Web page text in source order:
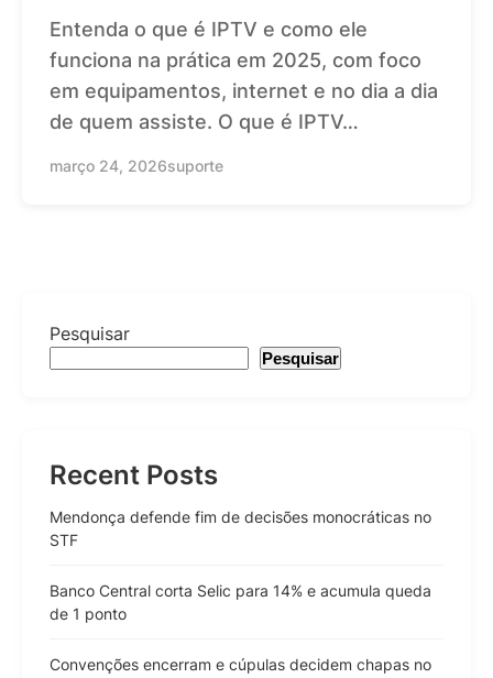
Entenda o que é IPTV e como ele
funciona na prática em 2025, com foco
em equipamentos, internet e no dia a dia
de quem assiste. O que é IPTV…
março 24, 2026suporte
Pesquisar
Pesquisar
Recent Posts
Mendonça defende fim de decisões monocráticas no
STF
Banco Central corta Selic para 14% e acumula queda
de 1 ponto
Convenções encerram e cúpulas decidem chapas no